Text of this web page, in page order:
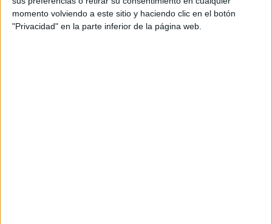
momento volviendo a este sitio y haciendo clic en el botón
"Privacidad" en la parte inferior de la página web.